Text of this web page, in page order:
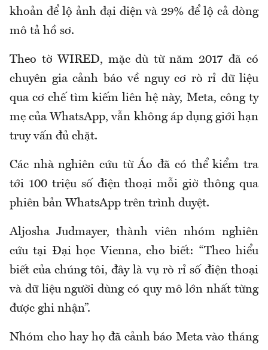
khoản để lộ ảnh đại diện và 29% để lộ cả dòng
mô tả hồ sơ.
Theo tờ WIRED, mặc dù từ năm 2017 đã có
chuyên gia cảnh báo về nguy cơ rò rỉ dữ liệu
qua cơ chế tìm kiếm liên hệ này, Meta, công ty
mẹ của WhatsApp, vẫn không áp dụng giới hạn
truy vấn đủ chặt.
Các nhà nghiên cứu từ Áo đã có thể kiểm tra
tới 100 triệu số điện thoại mỗi giờ thông qua
phiên bản WhatsApp trên trình duyệt.
Aljosha Judmayer, thành viên nhóm nghiên
cứu tại Đại học Vienna, cho biết: “Theo hiểu
biết của chúng tôi, đây là vụ rò rỉ số điện thoại
và dữ liệu người dùng có quy mô lớn nhất từng
được ghi nhận”.
Nhóm cho hay họ đã cảnh báo Meta vào tháng